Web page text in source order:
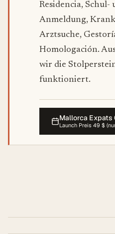
Residencia, Schul-
Anmeldung,
Arztsuche,
Homologación.
wir die
funktioniert.
Mallorca
Launch Preis 49 $